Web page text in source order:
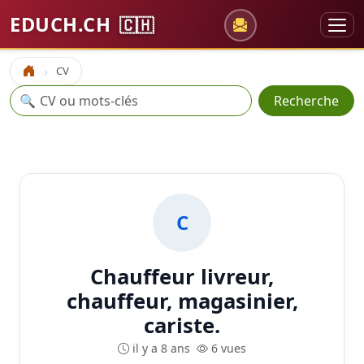
EDUCH.CH 🇨🇭
Accueil CV
Recherche
🔍 Recherche
C
Chauffeur livreur,
chauffeur, magasinier,
cariste.
il y a 8 ans 6 vues